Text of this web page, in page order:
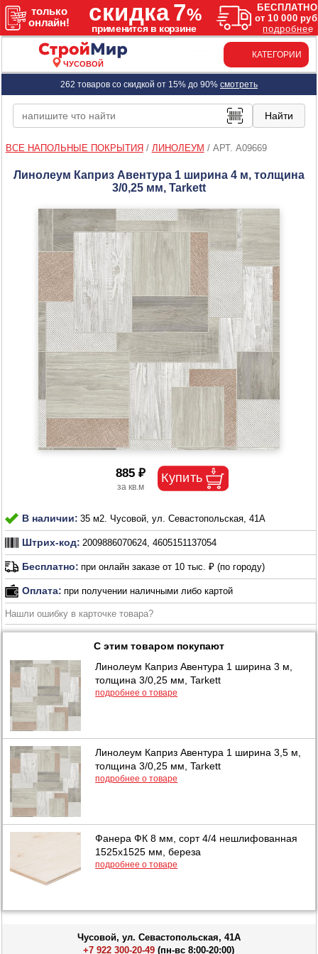
ЧУСОВОЙ
КАТЕГОРИИ
262 товаров со скидкой от 15% до 90% смотреть
ВСЕ НАПОЛЬНЫЕ ПОКРЫТИЯ / ЛИНОЛЕУМ / АРТ. A09669
Линолеум Каприз Авентура 1 ширина 4 м, толщина
3/0,25 мм, Tarkett
885 ₽
В наличии: 35 м2. Чусовой, ул. Севастопольская, 41А
Штрих-код: 2009886070624, 4605151137054
Бесплатно: при онлайн заказе от 10 тыс. ₽ (по городу)
Оплата: при получении наличными либо картой
Нашли ошибку в карточке товара?
С этим товаром покупают
Линолеум Каприз Авентура 1 ширина 3 м,
толщина 3/0,25 мм, Tarkett
подробнее о товаре
Линолеум Каприз Авентура 1 ширина 3,5 м,
толщина 3/0,25 мм, Tarkett
подробнее о товаре
Фанера ФК 8 мм, сорт 4/4 нешлифованная
1525х1525 мм, береза
подробнее о товаре
Чусовой, ул. Севастопольская, 41А
+7 922 300-20-49 (пн-вс 8:00-20:00)